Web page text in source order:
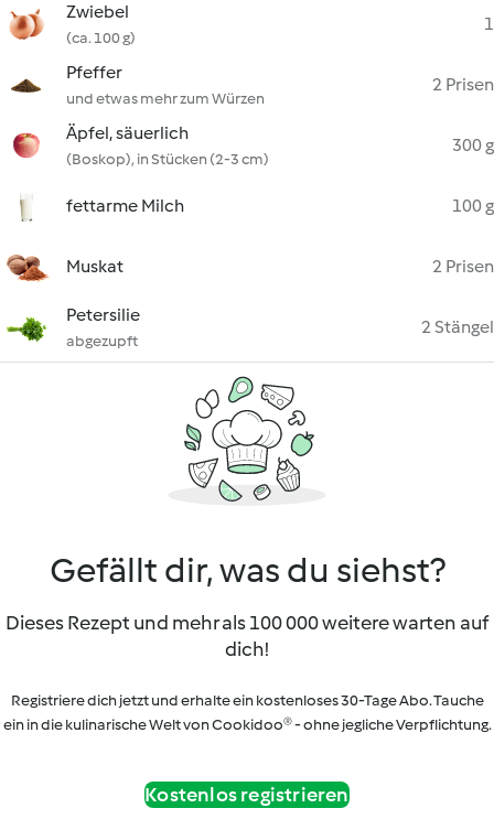
Zwiebel
(ca. 100 g)
1
Pfeffer
und etwas mehr zum Würzen
2 Prisen
Äpfel, säuerlich
(Boskop), in Stücken (2-3 cm)
300 g
fettarme Milch 100 g
Muskat 2 Prisen
Petersilie
abgezupft
2 Stängel
Gefällt dir, was du siehst?
Dieses Rezept und mehr als 100 000 weitere warten auf
dich!
Registriere dich jetzt und erhalte ein kostenloses 30-Tage Abo. Tauche
ein in die kulinarische Welt von Cookidoo® - ohne jegliche Verpflichtung.
Kostenlos registrieren